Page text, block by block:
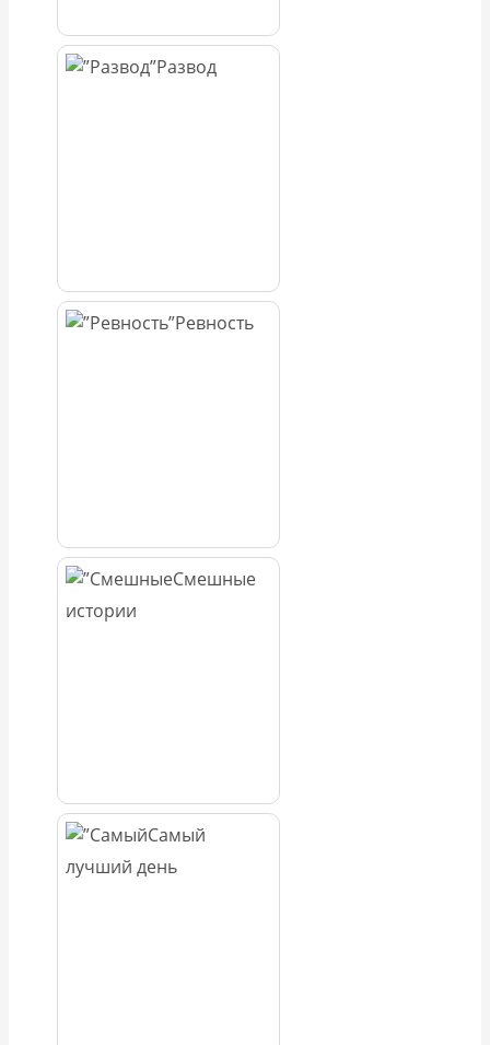
Развод
Ревность
Смешные
истории
Самый
лучший день